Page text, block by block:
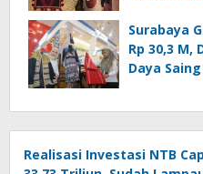
Surabaya
Rp 30,3 M,
Daya
Realisasi Investasi NTB